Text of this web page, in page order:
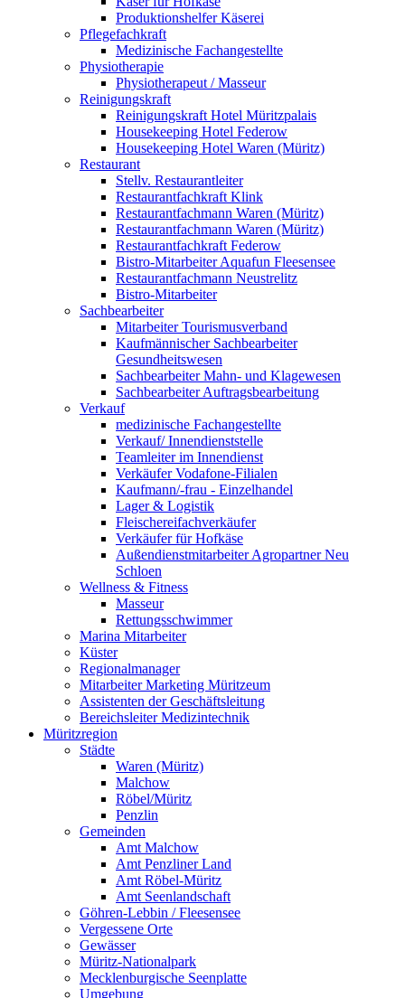
Produktionshelfer Käserei
Pflegefachkraft
Medizinische Fachangestellte
Physiotherapie
Physiotherapeut / Masseur
Reinigungskraft
Reinigungskraft Hotel Müritzpalais
Housekeeping Hotel Federow
Housekeeping Hotel Waren (Müritz)
Restaurant
Stellv. Restaurantleiter
Restaurantfachkraft Klink
Restaurantfachmann Waren (Müritz)
Restaurantfachmann Waren (Müritz)
Restaurantfachkraft Federow
Bistro-Mitarbeiter Aquafun Fleesensee
Restaurantfachmann Neustrelitz
Bistro-Mitarbeiter
Sachbearbeiter
Mitarbeiter Tourismusverband
Kaufmännischer Sachbearbeiter
Gesundheitswesen
Sachbearbeiter Mahn- und Klagewesen
Sachbearbeiter Auftragsbearbeitung
Verkauf
medizinische Fachangestellte
Verkauf/ Innendienststelle
Teamleiter im Innendienst
Verkäufer Vodafone-Filialen
Kaufmann/-frau - Einzelhandel
Lager & Logistik
Fleischereifachverkäufer
Verkäufer für Hofkäse
Außendienstmitarbeiter Agropartner Neu
Schloen
Wellness & Fitness
Masseur
Rettungsschwimmer
Marina Mitarbeiter
Küster
Regionalmanager
Mitarbeiter Marketing Müritzeum
Assistenten der Geschäftsleitung
Bereichsleiter Medizintechnik
Müritzregion
Städte
Waren (Müritz)
Malchow
Röbel/Müritz
Penzlin
Gemeinden
Amt Malchow
Amt Penzliner Land
Amt Röbel-Müritz
Amt Seenlandschaft
Göhren-Lebbin / Fleesensee
Vergessene Orte
Gewässer
Müritz-Nationalpark
Mecklenburgische Seenplatte
Umgebung